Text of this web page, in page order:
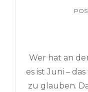
Wer hat an
es ist Juni –
zu glauben.